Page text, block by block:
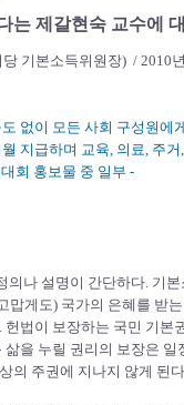
는 제갈현숙 교수에
기본소득위원장) / 2010
없이 모든 사회 구성원
지급하며 교육, 의료, 주
회 홍보물 중 일부 -
의나 설명이 간단하다. 기
맙게도) 국가의 은혜를 받
법이 보장하는 국민 기본
을 누릴 권리의 보장은
의 주권에 지나지 않게 된다.